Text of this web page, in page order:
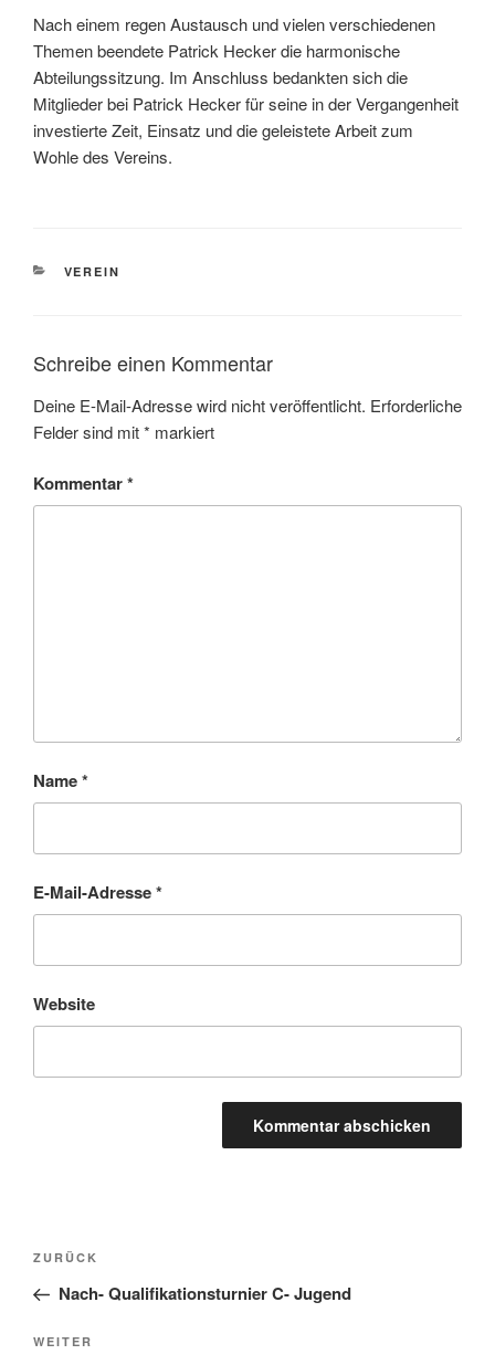
Nach einem regen Austausch und vielen verschiedenen
Themen beendete Patrick Hecker die harmonische
Abteilungssitzung. Im Anschluss bedankten sich die
Mitglieder bei Patrick Hecker für seine in der Vergangenheit
investierte Zeit, Einsatz und die geleistete Arbeit zum
Wohle des Vereins.
KATEGORIEN
VEREIN
Schreibe einen Kommentar
Deine E-Mail-Adresse wird nicht veröffentlicht. Erforderliche
Felder sind mit* markiert
Kommentar*
Name*
E-Mail-Adresse*
Website
Beitragsnavigation
Vorheriger
Beitrag
ZURÜCK
Nach- Qualifikationsturnier C- Jugend
Nächster
WEITER